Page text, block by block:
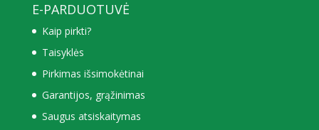
E-PARDUOTUVĖ
Kaip pirkti?
Taisyklės
Pirkimas išsimokėtinai
Garantijos, grąžinimas
Saugus atsiskaitymas